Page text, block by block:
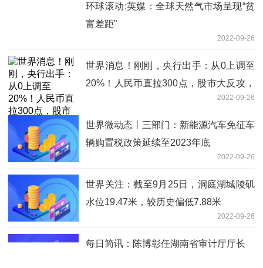
环球滚动:英媒：全球天然气市场呈现“贫
富差距”
2022-09-26
世界消息！刚刚，央行出手：从0上调至
20%！人民币直拉300点，股市大反攻，
2022-09-26
世界微动态丨三部门：新能源汽车免征车
辆购置税政策延续至2023年底
2022-09-26
世界关注：截至9月25日，洞庭湖城陵矶
水位19.47米，较历史偏低7.88米
2022-09-26
每日简讯：陈博彰任湖南省审计厅厅长